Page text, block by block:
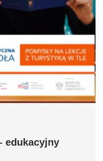
edukacyjny